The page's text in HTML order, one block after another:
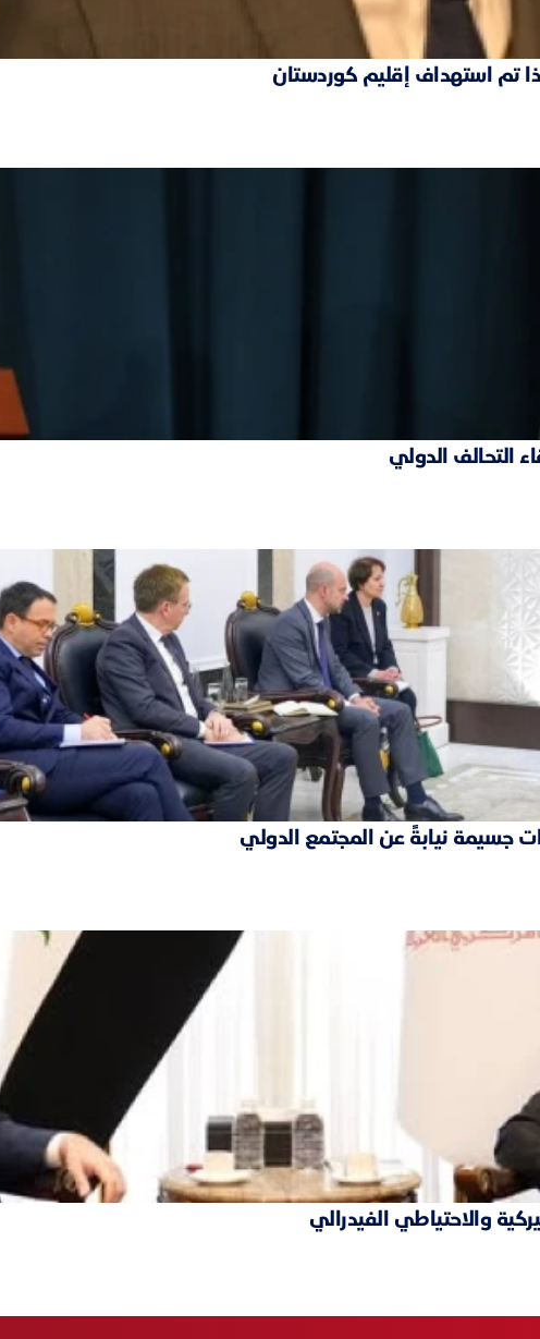
تم استهداف إقليم كوردستان
التحالف الدولي
جسيمة نيابةً عن المجتمع الدولي
والاحتياطي الفيدرالي